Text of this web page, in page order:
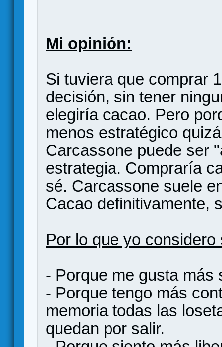
Mi opinión:
Si tuviera que comprar
decisión, sin tener
elegiría cacao. Pero
menos estratégico
Carcassone puede ser
estrategia. Compraría
sé. Carcassone suele
Cacao definitivamente,
Por lo que yo considero
- Porque me gusta más
- Porque tengo más
memoria todas las
quedan por salir.